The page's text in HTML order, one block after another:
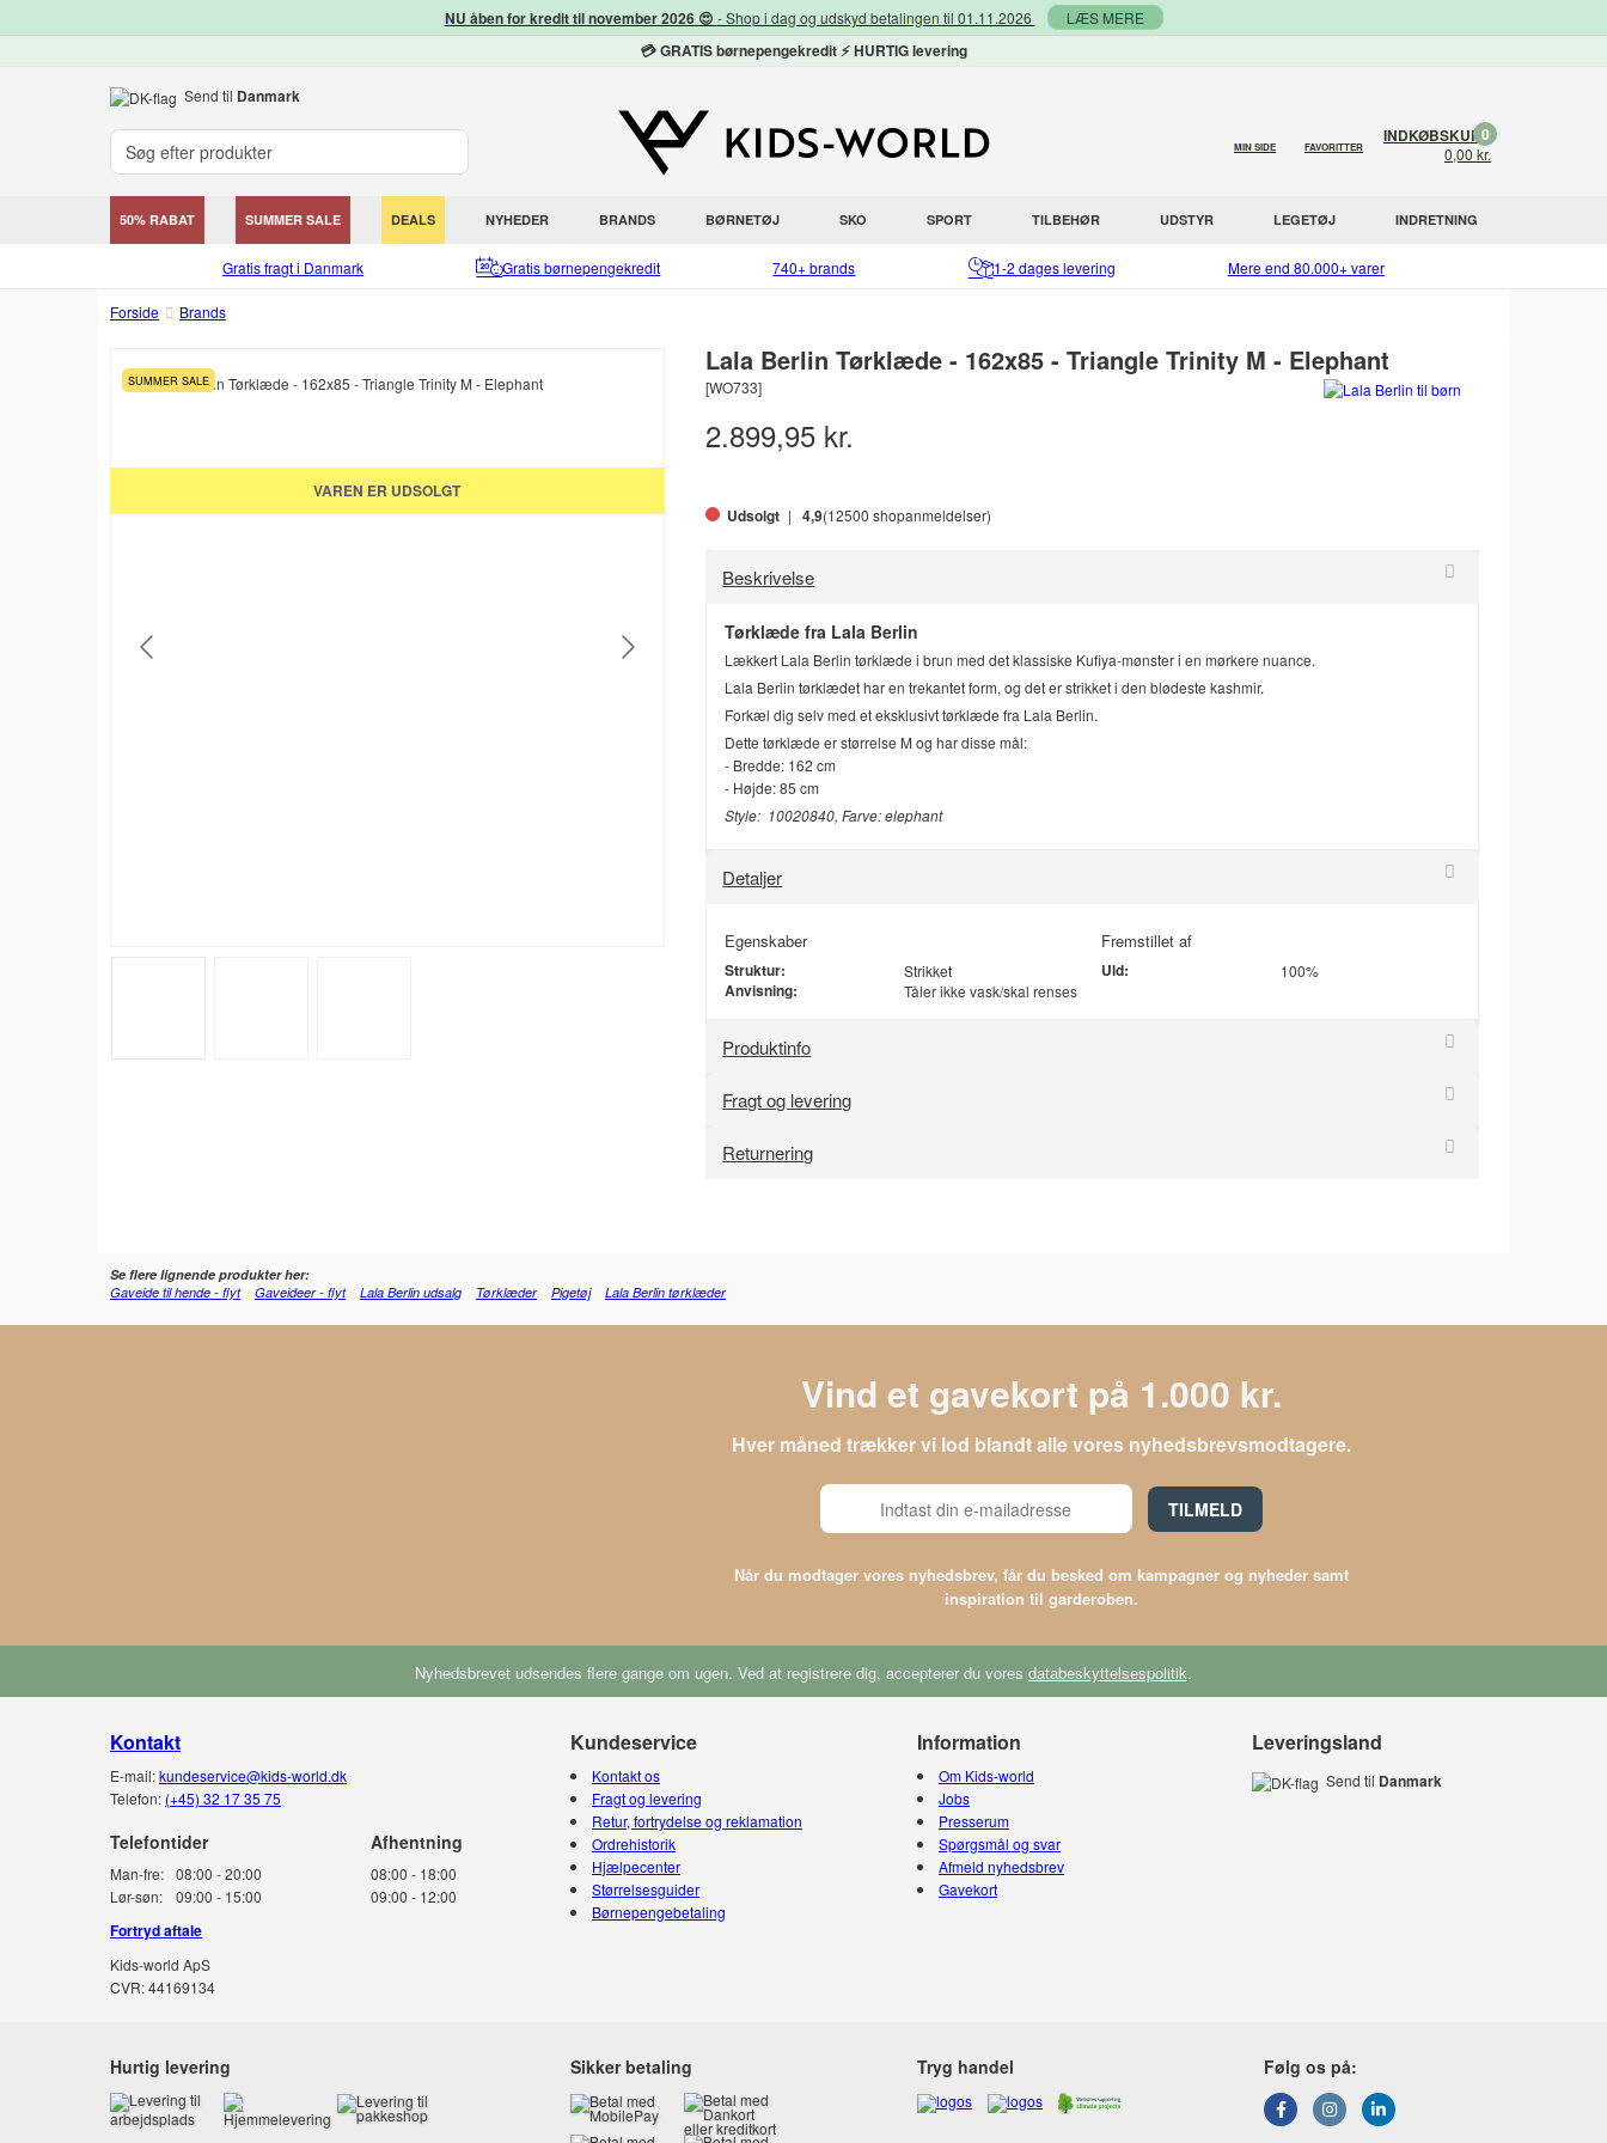
NU åben for kredit til november 2026 😍 - Shop i dag og udskyd betalingen til 01.11.2026 LÆS MERE
💳 GRATIS børnepengekredit ⚡ HURTIG levering
Send til Danmark
MIN SIDE FAVORITTER
INDKØBSKURV
0,00 kr.
0
50% RABAT SUMMER SALE DEALS NYHEDER BRANDS BØRNETØJ SKO SPORT TILBEHØR UDSTYR LEGETØJ INDRETNING
Gratis fragt i Danmark Gratis børnepengekredit 740+ brands 1-2 dages levering Mere end 80.000+ varer
Forside Brands
VAREN ER UDSOLGT
SUMMER SALE
Lala Berlin Tørklæde - 162x85 - Triangle Trinity M - Elephant
[WO733]
2.899,95 kr.
Udsolgt 4,9(12500 shopanmeldelser)
Beskrivelse
Tørklæde fra Lala Berlin
Lækkert Lala Berlin tørklæde i brun med det klassiske Kufiya-mønster i en mørkere nuance.
Lala Berlin tørklædet har en trekantet form, og det er strikket i den blødeste kashmir.
Forkæl dig selv med et eksklusivt tørklæde fra Lala Berlin.
Dette tørklæde er størrelse M og har disse mål:
- Bredde: 162 cm
- Højde: 85 cm
Style: 10020840, Farve: elephant
Detaljer
Egenskaber
Struktur: Strikket
Anvisning: Tåler ikke vask/skal renses
Fremstillet af
Uld: 100%
Produktinfo
Fragt og levering
Returnering
Se flere lignende produkter her:
Gaveide til hende - flyt
Gaveideer - flyt Lala Berlin udsalg Tørklæder Pigetøj Lala Berlin tørklæder
Vind et gavekort på 1.000 kr.
Hver måned trækker vi lod blandt alle vores nyhedsbrevsmodtagere.
TILMELD
Når du modtager vores nyhedsbrev, får du besked om kampagner og nyheder samt
inspiration til garderoben.
Nyhedsbrevet udsendes flere gange om ugen. Ved at registrere dig, accepterer du vores databeskyttelsespolitik.
Kontakt
E-mail:kundeservice@kids-world.dk
Telefon: (+45) 32 17 35 75
Telefontider
Man-fre: 08:00 - 20:00
Lør-søn:
09:00 - 15:00
08:00 - 18:00
09:00 - 12:00
Fortryd aftale
Kids-world ApS
CVR: 44169134
Kundeservice
Kontakt os
Fragt og levering
Retur, fortrydelse og reklamation
Ordrehistorik
Hjælpecenter
Størrelsesguider
Børnepengebetaling
Information
Om Kids-world
Jobs
Presserum
Spørgsmål og svar
Afmeld nyhedsbrev
Gavekort
Leveringsland
Send til Danmark
Sikker betaling
Hurtig levering Tryg handel Følg os på: